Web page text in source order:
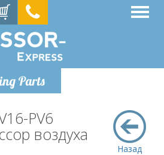
Parts
Назад
PV6
воздуха